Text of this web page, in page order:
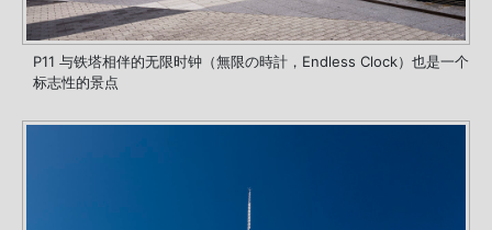
P11 与铁塔相伴的无限时钟（無限の時計，Endless Clock）也是一个
标志性的景点